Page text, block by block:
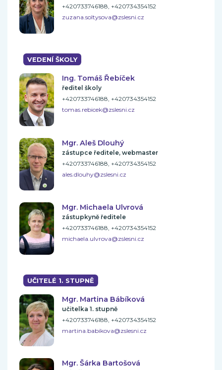
+420733746188, +420734354152
zuzana.soltysova@zslesni.cz
VEDENÍ ŠKOLY
Ing. Tomáš Řebíček
ředitel školy
+420733746188, +420734354152
tomas.rebicek@zslesni.cz
Mgr. Aleš Dlouhý
zástupce ředitele, webmaster
+420733746188, +420734354152
ales.dlouhy@zslesni.cz
Mgr. Michaela Ulvrová
zástupkyně ředitele
+420733746188, +420734354152
michaela.ulvrova@zslesni.cz
UČITELÉ 1. STUPNĚ
Mgr. Martina Bábíková
učitelka 1. stupně
+420733746188, +420734354152
martina.babikova@zslesni.cz
Mgr. Šárka Bartošová